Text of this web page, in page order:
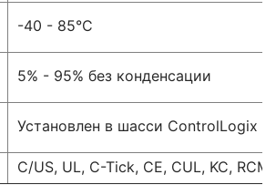
-40 - 85°С
5% - 95% без конденсации
Установлен в шасси ControlLogix
C/US, UL, C-Tick, CE, CUL, KC, RCM